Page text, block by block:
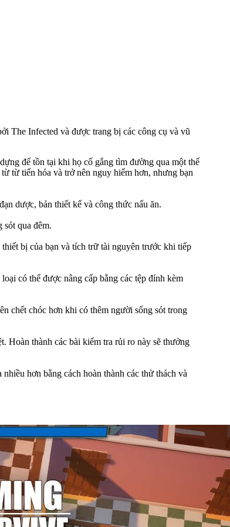
The Infected và được trang bị các công cụ và vũ
để tồn tại khi họ cố gắng tìm đường qua một thế
từ tiến hóa và trở nên nguy hiểm hơn, nhưng bạn
dược, bản thiết kế và công thức nấu ăn.
sót qua đêm.
bị của bạn và tích trữ tài nguyên trước khi tiếp
có thể được nâng cấp bằng các tệp đính kèm
chết chóc hơn khi có thêm người sống sót trong
Hoàn thành các bài kiểm tra rủi ro này sẽ thưởng
hơn bằng cách hoàn thành các thử thách và